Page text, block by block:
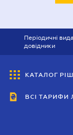
Періодичні
довідники
ВІСНИК МСФЗ
КАТАЛОГ
ВСІ ТАРИФИ